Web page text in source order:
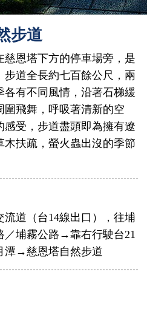
步道
恩塔下方的停車場旁，是
道全長約七百餘公尺，兩
有不同風情，沿著石梯緩
飛舞，呼吸著清新的空
受，步道盡頭即為擁有遼
木扶疏，螢火蟲出沒的季節
流道（台14線出口），往埔
埔霧公路→靠右行駛台21
→慈恩塔自然步道